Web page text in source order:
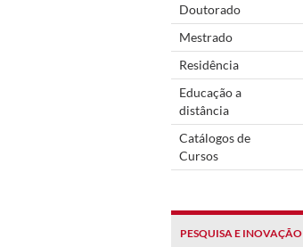
Doutorado
Mestrado
Residência
Educação a
distância
Catálogos de
Cursos
PESQUISA E INOVAÇÃO